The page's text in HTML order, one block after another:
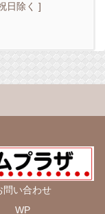
日除く ]
問い合わせ
WP